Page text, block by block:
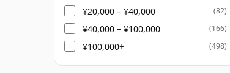
¥20,000 – ¥40,000 (82)
¥40,000 – ¥100,000 (166)
¥100,000+ (498)